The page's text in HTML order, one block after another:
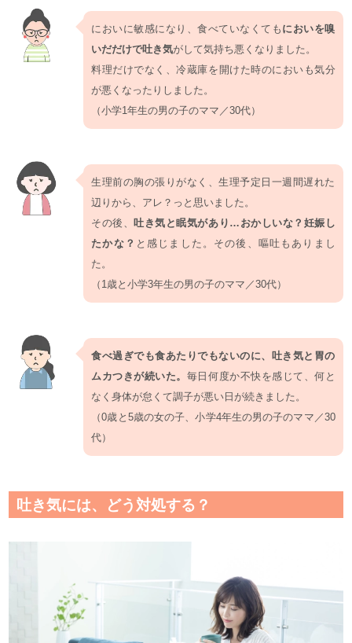
においに敏感になり、食べていなくても においを嗅
いだだけで吐き気がして気持ち悪くなりました。
料理だけでなく、冷蔵庫を開けた時のにおいも気分
が悪くなったりしました。
（小学1年生の男の子のママ／30代）
生理前の胸の張りがなく、生理予定日一週間遅れた
辺りから、アレ？っと思いました。
その後、吐き気と眠気があり…おかしいな？妊娠し
たかな？ と感じました。その後、嘔吐もありまし
た。
（1歳と小学3年生の男の子のママ／30代）
食べ過ぎでも食あたりでもないのに、吐き気と胃の
ムカつきが続いた。 毎日何度か不快を感じて、何と
なく身体が怠くて調子が悪い日が続きました。
（0歳と5歳の女の子、小学4年生の男の子のママ／30
代）
吐き気には、どう対処する？